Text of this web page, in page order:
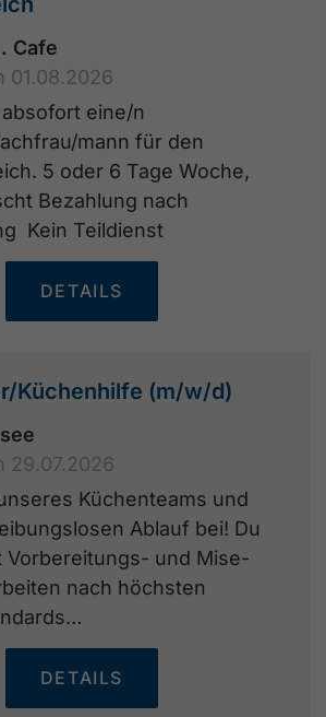
Cafe
01.08.2026
eine/n
mann für den
5 oder 6 Tage Woche,
Bezahlung nach
Kein Teildienst
DETAILS
Küchenhilfe (m/w/d)
29.07.2026
Küchenteams und
Ablauf bei! Du
Vorbereitungs- und Mise-
nach höchsten
DETAILS